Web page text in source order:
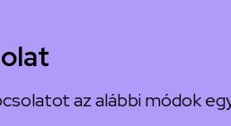
az alábbi módok